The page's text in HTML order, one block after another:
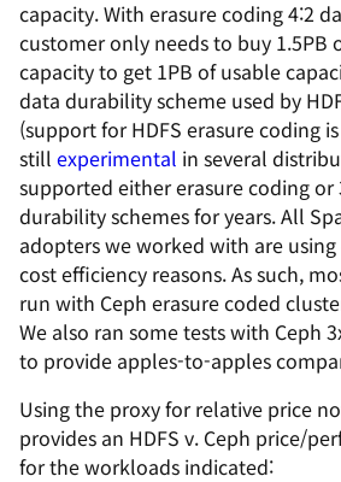
capacity. With erasure coding 4:2
customer only needs to buy 1.5PB
capacity to get 1PB of usable
data durability scheme used by
(support for HDFS erasure coding
still experimental in several
supported either erasure coding
durability schemes for years. All
adopters we worked with are
cost efficiency reasons. As such,
run with Ceph erasure coded
We also ran some tests with Ceph
to provide apples-to-apples
Using the proxy for relative price
provides an HDFS v. Ceph price/
for the workloads indicated: